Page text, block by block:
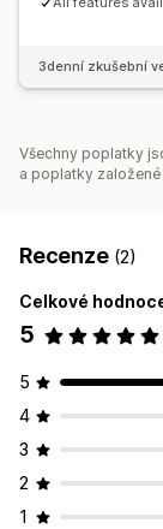
3denní zkušební
Všechny poplatky
a poplatky
Recenze (2)
Celkové
5
5
4
3
2
1